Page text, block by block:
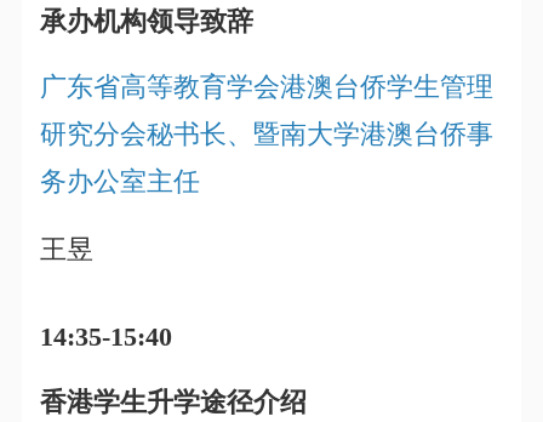
承办机构领导致辞
广东省高等教育学会港澳台侨学生管理
研究分会秘书长、暨南大学港澳台侨事
务办公室主任
王昱
14:35-15:40
香港学生升学途径介绍